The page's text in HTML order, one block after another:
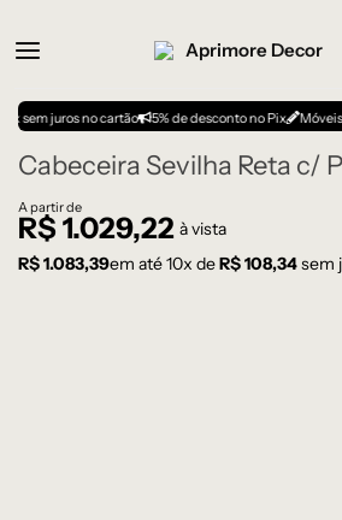
juros no cartão 5% de desconto no Pix Móveis com
Cabeceira Sevilha Reta c/
A partir de
R$ 1.029,22 à vista
R$1.083,39em até10x deR$108,34sem